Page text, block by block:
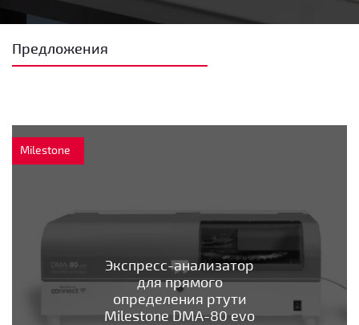
Предложения
Milestone
Экспресс-анализатор
для прямого
определения ртути
Milestone DMA-80 evo